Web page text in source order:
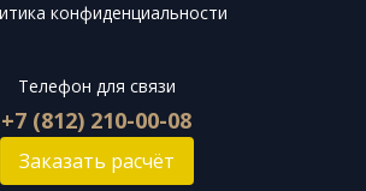
конфиденциальности
Телефон для связи
+7 (812) 210-00-08
Заказать расчёт